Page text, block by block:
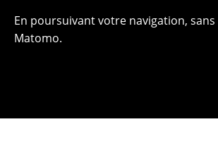
En poursuivant votre navigation,
Matomo.